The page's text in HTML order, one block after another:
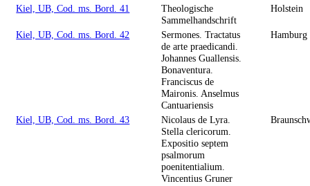
Kiel, UB, Cod. ms. Bord. 41
Theologische
Sammelhandschrift
Holstein
Kiel, UB, Cod. ms. Bord. 42
Sermones. Tractatus
de arte praedicandi.
Johannes Guallensis.
Bonaventura.
Franciscus de
Maironis. Anselmus
Cantuariensis
Hamburg
Kiel, UB, Cod. ms. Bord. 43
Nicolaus de Lyra.
Stella clericorum.
Expositio septem
psalmorum
poenitentialium.
Vincentius Gruner